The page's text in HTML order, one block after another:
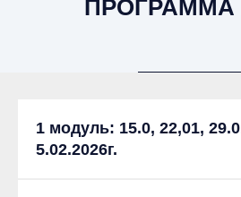
ПРОГРАММА
1 модуль: 15.0, 22,01,
5.02.2026г.